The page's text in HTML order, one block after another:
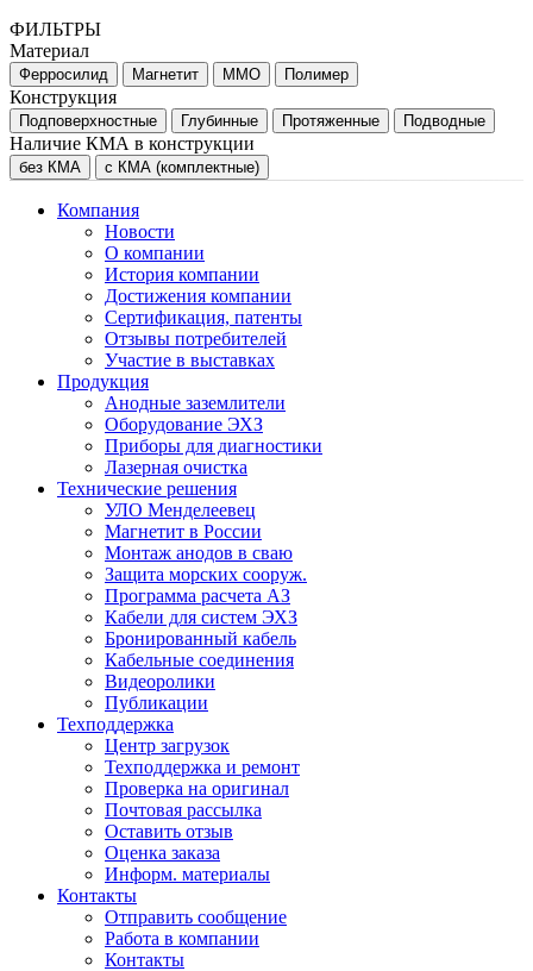
ФИЛЬТРЫ
Материал
Ферросилид Магнетит MMO Полимер
Конструкция
Подповерхностные Глубинные Протяженные Подводные
Наличие КМА в конструкции
без КМА с КМА (комплектные)
Компания
Новости
О компании
История компании
Достижения компании
Сертификация, патенты
Отзывы потребителей
Участие в выставках
Продукция
Анодные заземлители
Оборудование ЭХЗ
Приборы для диагностики
Лазерная очистка
Технические решения
УЛО Менделеевец
Магнетит в России
Монтаж анодов в сваю
Защита морских сооруж.
Программа расчета АЗ
Кабели для систем ЭХЗ
Бронированный кабель
Кабельные соединения
Видеоролики
Публикации
Техподдержка
Центр загрузок
Техподдержка и ремонт
Проверка на оригинал
Почтовая рассылка
Оставить отзыв
Оценка заказа
Информ. материалы
Контакты
Отправить сообщение
Работа в компании
Контакты